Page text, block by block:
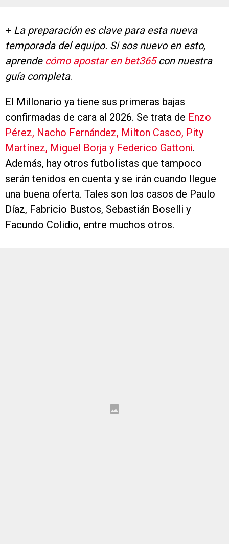
+ La preparación es clave para esta nueva
temporada del equipo. Si sos nuevo en esto,
aprende cómo apostar en bet365con nuestra
guía completa.
El Millonario ya tiene sus primeras bajas
confirmadas de cara al 2026. Se trata de Enzo
Pérez, Nacho Fernández, Milton Casco, Pity
Martínez, Miguel Borja y Federico Gattoni.
Además, hay otros futbolistas que tampoco
serán tenidos en cuenta y se irán cuando llegue
una buena oferta. Tales son los casos de Paulo
Díaz, Fabricio Bustos, Sebastián Boselli y
Facundo Colidio, entre muchos otros.